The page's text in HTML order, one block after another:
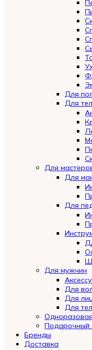
Для
Для
Для
Для
Для
Для мужчин
Для
Для
Для
Подарочный
Automatically
Hierarchic
Бренды
Доставка